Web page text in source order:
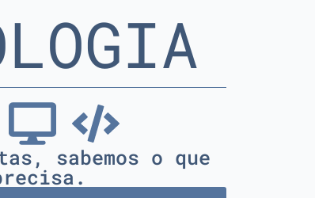
sabemos o que